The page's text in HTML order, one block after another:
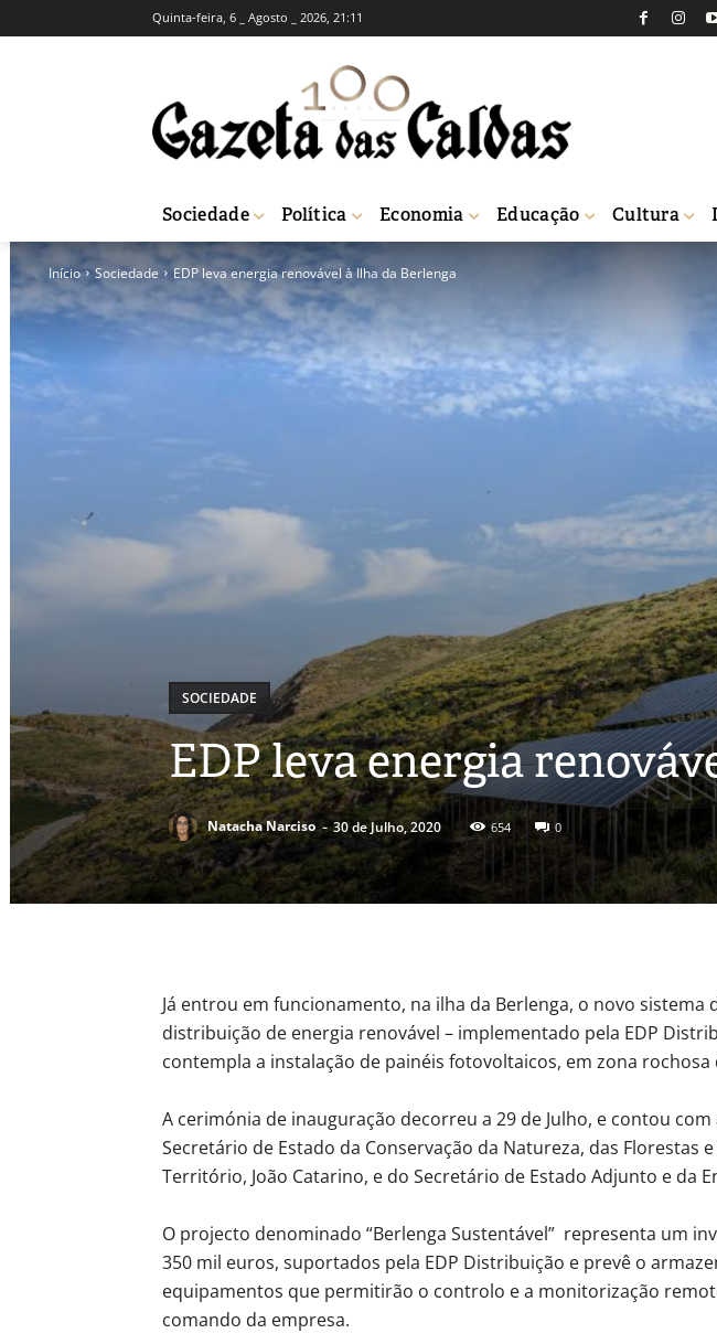
Quinta-feira, 6 _ Agosto _ 2026, 21:11
Sociedade Política Economia Educação Cultura
Início Sociedade EDP leva energia renovável à Ilha da Berlenga
SOCIEDADE
EDP leva energia
Natacha Narciso - 30 de Julho, 2020 654 0
Já entrou em funcionamento, na ilha da Berlenga, o novo sistema
distribuição de energia renovável – implementado pela EDP
contempla a instalação de painéis fotovoltaicos, em zona
A cerimónia de inauguração decorreu a 29 de Julho, e contou com
Secretário de Estado da Conservação da Natureza, das Florestas
Território, João Catarino, e do Secretário de Estado Adjunto e da
O projecto denominado “Berlenga Sustentável” representa um
350 mil euros, suportados pela EDP Distribuição e prevê o
equipamentos que permitirão o controlo e a monitorização
comando da empresa.